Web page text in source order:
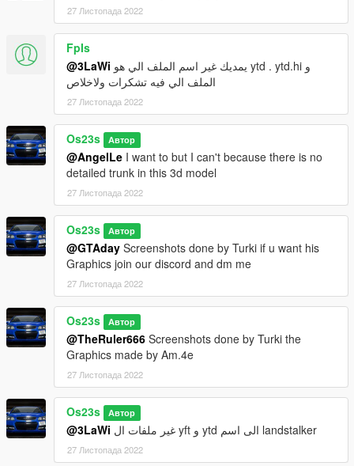
27 Листопада 2022
FpIs
@3LaWi
الملف الي فيه تشكرات ولاخلاص
27 Листопада 2022
Os23s Автор
@AngelLe I want to but I can't because there is no
detailed trunk in this 3d model
27 Листопада 2022
Os23s Автор
@GTAday Screenshots done by Turki if u want his
Graphics join our discord and dm me
27 Листопада 2022
Os23s Автор
@TheRuler666 Screenshots done by Turki the
Graphics made by Am.4e
27 Листопада 2022
Os23s Автор
@3LaWi غير ملفات ال yft و ytd الى اسم landstalker
27 Листопада 2022